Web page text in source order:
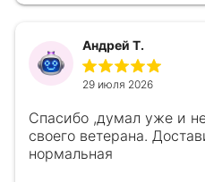
Андрей Т.
29 июля 2026
Спасибо ,думал уже и
своего ветерана.
нормальная